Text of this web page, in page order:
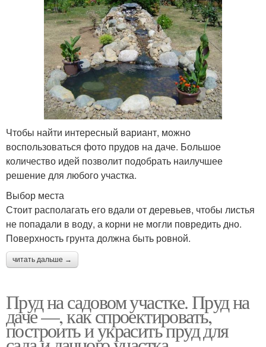
Чтобы найти интересный вариант, можно
воспользоваться фото прудов на даче. Большое
количество идей позволит подобрать наилучшее
решение для любого участка.
Выбор места
Стоит располагать его вдали от деревьев, чтобы листья
не попадали в воду, а корни не могли повредить дно.
Поверхность грунта должна быть ровной.
читать дальше →
Пруд на садовом участке. Пруд на
даче —, как спроектировать,
построить и украсить пруд для